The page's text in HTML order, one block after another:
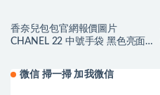
香奈兒包包官網報價圖片
CHANEL 22 中號手袋 黑色亮面
微信 掃一掃 加我微信